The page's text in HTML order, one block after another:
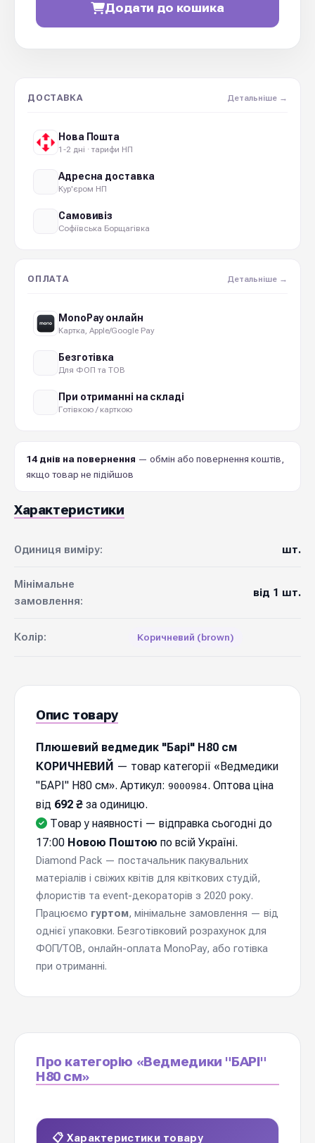
Додати до кошика
ДОСТАВКА Детальніше →
Нова Пошта
1-2 дні · тарифи НП
Адресна доставка
Кур'єром НП
Самовивіз
Софіївська Борщагівка
ОПЛАТА Детальніше →
MonoPay онлайн
Картка, Apple/Google Pay
Безготівка
Для ФОП та ТОВ
При отриманні на складі
Готівкою / карткою
14 днів на повернення — обмін або повернення коштів,
якщо товар не підійшов
Характеристики
Одиниця виміру: шт.
Мінімальне
замовлення:
від 1 шт.
Колір: Коричневий (brown)
Опис товару
Плюшевий ведмедик "Барі" Н80 см
КОРИЧНЕВИЙ — товар категорії «Ведмедики
"БАРІ" Н80 см». Артикул: 9000984. Оптова ціна
від 692 ₴ за одиницю.
Товар у наявності — відправка cьогодні до
17:00 Новою Поштою по всій Україні.
Diamond Pack — постачальник пакувальних
матеріалів і свіжих квітів для квіткових студій,
флористів та event-декораторів з 2020 року.
Працюємо гуртом, мінімальне замовлення — від
однієї упаковки. Безготівковий розрахунок для
ФОП/ТОВ, онлайн-оплата MonoPay, або готівка
при отриманні.
Про категорію «Ведмедики "БАРІ"
Н80 см»
📋 Характеристики товару